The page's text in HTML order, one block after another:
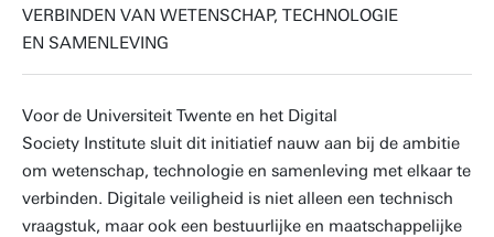
VERBINDEN VAN WETENSCHAP, TECHNOLOGIE
EN SAMENLEVING
Voor de Universiteit Twente en het Digital
Society Institute sluit dit initiatief nauw aan bij de ambitie
om wetenschap, technologie en samenleving met elkaar te
verbinden. Digitale veiligheid is niet alleen een technisch
vraagstuk, maar ook een bestuurlijke en maatschappelijke